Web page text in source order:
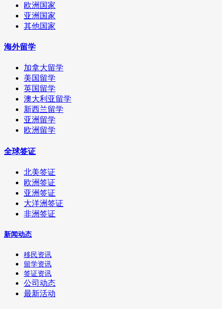
欧洲国家
亚洲国家
其他国家
海外留学
加拿大留学
美国留学
英国留学
澳大利亚留学
新西兰留学
亚洲留学
欧洲留学
全球签证
北美签证
欧洲签证
亚洲签证
大洋洲签证
非洲签证
新闻动态
移民资讯
留学资讯
签证资讯
公司动态
最新活动